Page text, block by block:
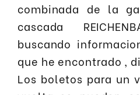
combinada de la
cascada
buscando
que he encontrado ,
Los boletos para un